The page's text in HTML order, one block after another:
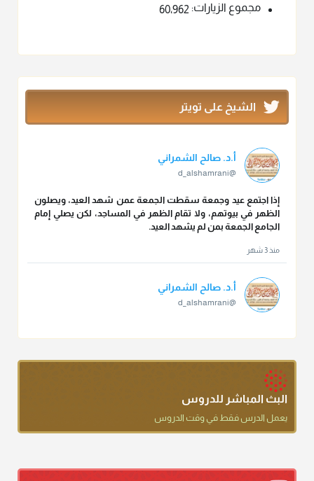
مجموع الزيارات: 60٬962
الشيخ على تويتر
أ.د. صالح الشمراني
@d_alshamrani
إذا اجتمع عيد وجمعة سقطت الجمعة عمن شهد العيد، ويصلون
الظهر في بيوتهم، ولا تقام الظهر في المساجد، لكن يصلي إمام
الجامع الجمعة بمن لم يشهد العيد.
منذ 3 شهر
أ.د. صالح الشمراني
@d_alshamrani
كنت أظن أن الله بقي يخلق مثلك.
دعاء ختم القرآن في الصلاة أقرب إلى البدعة
البث المباشر للدروس
يعمل الدرس فقط في وقت الدروس